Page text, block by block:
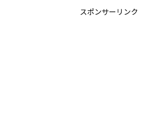
スポンサーリンク